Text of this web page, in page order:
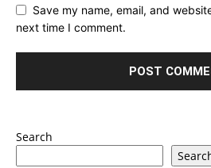
Save my name, email, and
next time I comment.
Search